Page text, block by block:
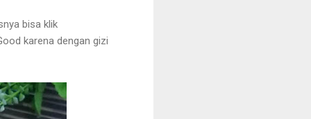
bisa klik
karena dengan gizi